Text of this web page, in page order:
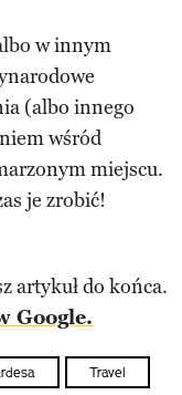
w innym
(albo innego
wśród
miejscu.
je zrobić!
artykuł do końca.
Google.
Travel